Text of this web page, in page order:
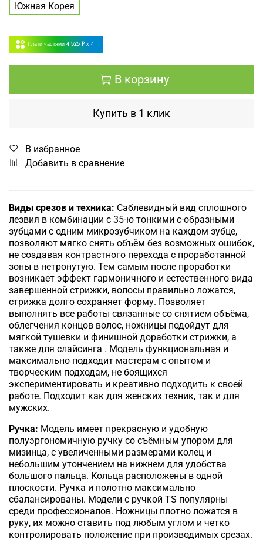
Южная Корея
Плати частями 4 525 ₽ x 4
В корзину
Купить в 1 клик
В избранное
Добавить в сравнение
Виды срезов и техника: Саблевидный вид сплошного
лезвия в комбинации с 35-ю тонкими с-образными
зубцами с одним микрозубчиком на каждом зубце,
позволяют мягко снять объём без возможных ошибок,
не создавая контрастного перехода с проработанной
зоны в нетронутую. Тем самым после проработки
возникает эффект гармоничного и естественного вида
завершенной стрижки, волосы правильно ложатся,
стрижка долго сохраняет форму. Позволяет
выполнять все работы связанные со снятием объёма,
облегчения концов волос, ножницы подойдут для
мягкой тушевки и финишной доработки стрижки, а
также для слайсинга . Модель функциональная и
максимально подходит мастерам с опытом и
творческим подходам, не боящихся
экспериментировать и креативно подходить к своей
работе. Подходит как для женских техник, так и для
мужских.
Ручка: Модель имеет прекрасную и удобную
полуэргономичную ручку со съёмным упором для
мизинца, с увеличенными размерами колец и
небольшим утончением на нижнем для удобства
большого пальца. Кольца расположены в одной
плоскости. Ручка и полотно максимально
сбалансированы. Модели с ручкой TS популярны
среди профессионалов. Ножницы плотно ложатся в
руку, их можно ставить под любым углом и четко
контролировать положение при производимых срезах.